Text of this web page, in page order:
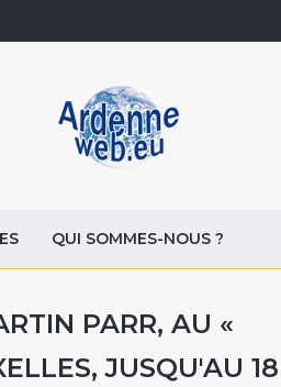
QUI SOMMES-NOUS ?
PARR, AU «
JUSQU'AU 18